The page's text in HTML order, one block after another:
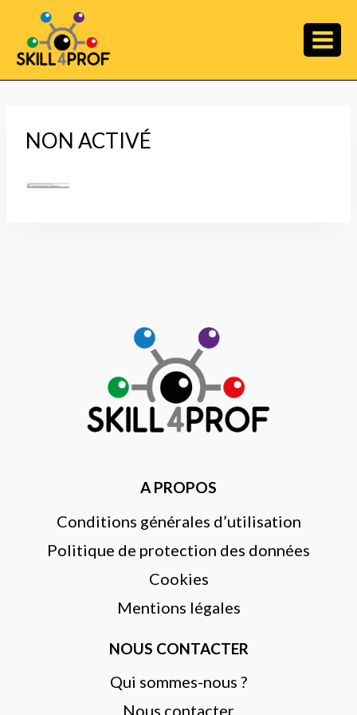
NON ACTIVÉ
A PROPOS
Conditions générales d’utilisation
Politique de protection des données
Cookies
Mentions légales
NOUS CONTACTER
Qui sommes-nous ?
Nous contacter